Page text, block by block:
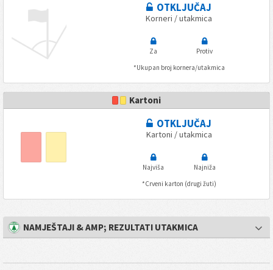
OTKLJUČAJ
Korneri / utakmica
Za
Protiv
*Ukupan broj kornera/utakmica
Kartoni
OTKLJUČAJ
Kartoni / utakmica
Najviša
Najniža
*Crveni karton (drugi žuti)
NAMJEŠTAJI & AMP; REZULTATI UTAKMICA